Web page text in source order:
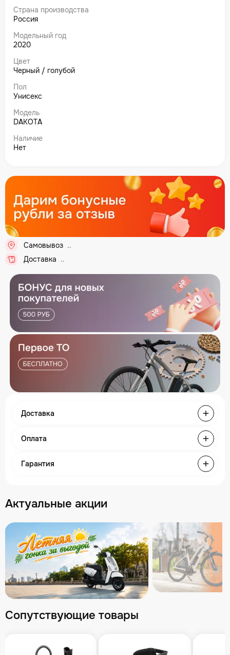
Страна производства
Россия
Модельный год
2020
Цвет
Черный / голубой
Пол
Унисекс
Модель
DAKOTA
Наличие
Нет
Самовывоз ...
Доставка ...
Доставка
Оплата
Гарантия
Актуальные акции
Сопутствующие товары